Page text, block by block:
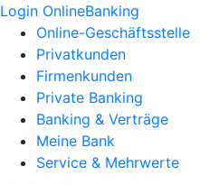
Login OnlineBanking
Online-Geschäftsstelle
Privatkunden
Firmenkunden
Private Banking
Banking & Verträge
Meine Bank
Service & Mehrwerte